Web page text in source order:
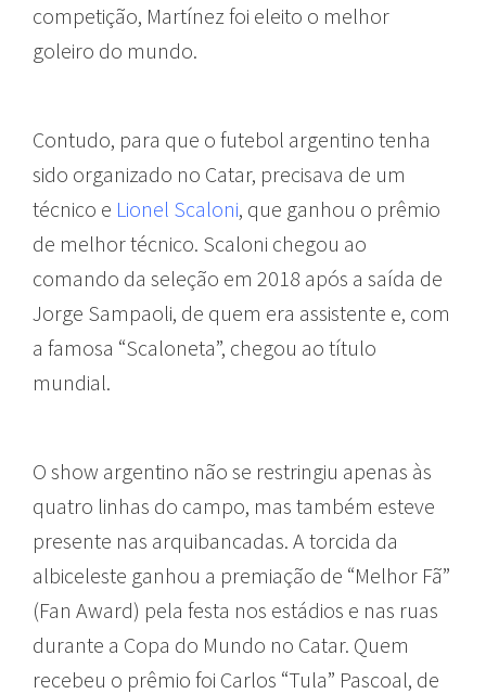
competição, Martínez foi eleito o melhor
goleiro do mundo.
Contudo, para que o futebol argentino tenha
sido organizado no Catar, precisava de um
técnico e Lionel Scaloni, que ganhou o prêmio
de melhor técnico. Scaloni chegou ao
comando da seleção em 2018 após a saída de
Jorge Sampaoli, de quem era assistente e, com
a famosa “Scaloneta”, chegou ao título
mundial.
O show argentino não se restringiu apenas às
quatro linhas do campo, mas também esteve
presente nas arquibancadas. A torcida da
albiceleste ganhou a premiação de “Melhor Fã”
(Fan Award) pela festa nos estádios e nas ruas
durante a Copa do Mundo no Catar. Quem
recebeu o prêmio foi Carlos “Tula” Pascoal, de